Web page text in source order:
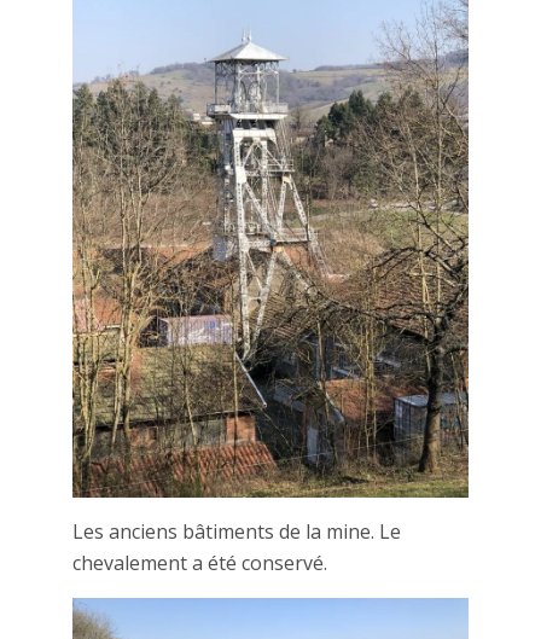
Les anciens bâtiments de la mine. Le
chevalement a été conservé.